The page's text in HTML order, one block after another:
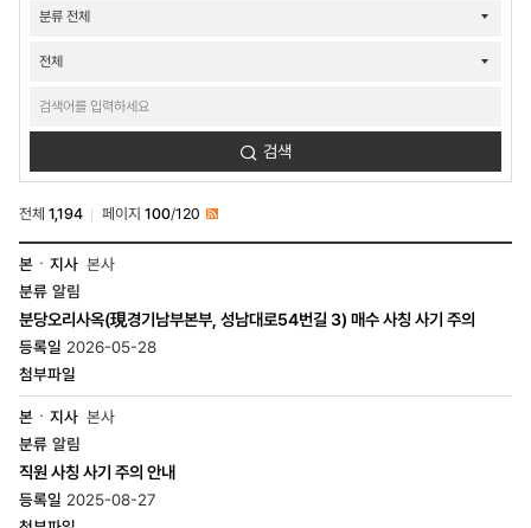
공지사항
검색
전체 1,194 페이지 100/120
소식-
공지/
공모-
공지사항
목록
-
번호,
본
·
지사,
분류,
제목,
등록일,
본사
알림
분당오리사옥(現경기남부본부, 성남대로54번길 3) 매수 사칭 사기 주의
2026-05-28
본사
알림
직원 사칭 사기 주의 안내
2025-08-27